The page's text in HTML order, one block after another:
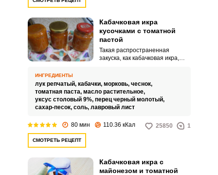
Кабачковая икра
кусочками с томатной
пастой
Такая распространенная
закуска, как кабачковая икра,
родился в Советском Союзе.
Каждая хозяйка имеет свой
идеальный рецепт и пользуется
им.
ИНГРЕДИЕНТЫ
лук репчатый, кабачки, морковь, чеснок,
томатная паста, масло растительное,
уксус столовый 9%, перец черный молотый,
сахар-песок, соль, лавровый лист
80 мин 110.36 кКал 25850 1
СМОТРЕТЬ РЕЦЕПТ
Кабачковая икра с
майонезом и томатной
Запомнить меня
ЕЩЕ НЕ ЗАРЕГИСТРИРОВАННЫ?
Забыли пароль?